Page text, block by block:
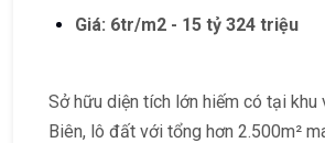
Giá: 6tr/m2 - 15 tỷ 324 triệu
Sở hữu diện tích lớn hiếm có tại khu
Biên, lô đất với tổng hơn 2.500m²